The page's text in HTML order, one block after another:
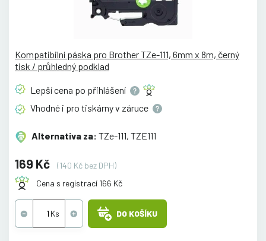
Kompatibilní páska pro Brother TZe-111, 6mm x 8m, černý
tisk / průhledný podklad
Lepší cena po přihlášení
Vhodné i pro tiskárny v záruce
Alternativa za: TZe-111, TZE111
169 Kč
(140 Kč bez DPH)
Cena s registrací 166 Kč
DO KOŠÍKU